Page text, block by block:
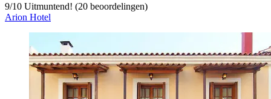
9/10 Uitmuntend! (20 beoordelingen)
Arion Hotel